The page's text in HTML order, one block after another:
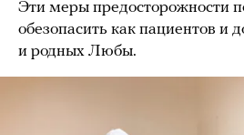
Эти меры предосторожности
обезопасить как пациентов и
и родных Любы.